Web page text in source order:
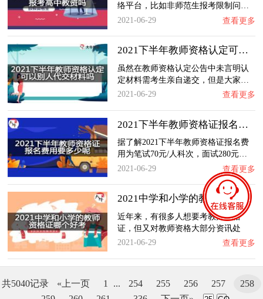
络平台，比如非师范生报考限制问…
2021-06-29
查看更多
2021下半年教师资格认定可以别人代交材料吗？…
虽然在教师资格认定公告中未言明认
定材料需考生亲自递交，但是大家…
2021-06-29
查看更多
2021下半年教师资格证报名费用要多少呢？
据了解2021下半年教师资格证报名费
用为笔试70元/人科次，面试280元…
2021-06-29
查看更多
2021中学和小学的教师资格证哪个好考？
近年来，有很多人想要考教师资格
证，但又对教师资格大部分资讯处
于…
2021-06-29 查看更多
共5040记录 «上一页 1 ... 254 255 256 257
258